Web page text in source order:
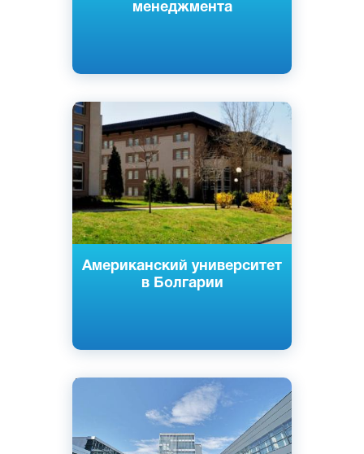
менеджмента
Американский университет
в Болгарии
Английский
Благоевград, София, Болгария
Частный
Английский
София, Болгария